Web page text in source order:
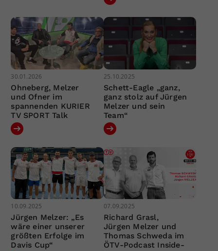
30.01.2026
Ohneberg, Melzer
und Ofner im
spannenden KURIER
TV SPORT Talk
25.10.2025
Schett-Eagle „ganz,
ganz stolz auf Jürgen
Melzer und sein
Team“
10.09.2025
Jürgen Melzer: „Es
wäre einer unserer
größten Erfolge im
Davis Cup“
07.09.2025
Richard Grasl,
Jürgen Melzer und
Thomas Schweda im
ÖTV-Podcast Inside-